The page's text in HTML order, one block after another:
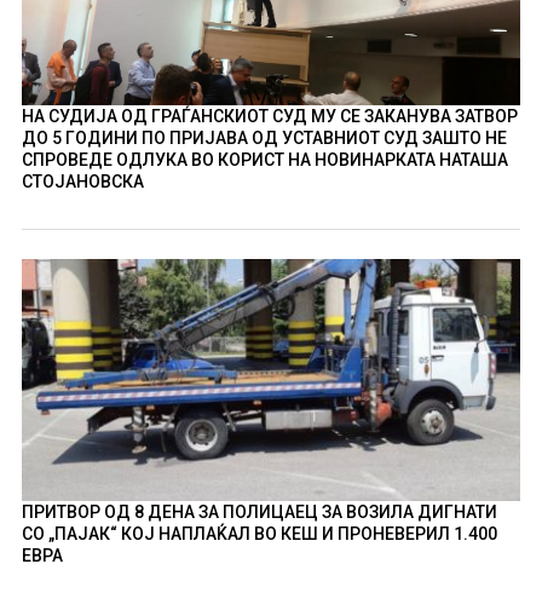
НА СУДИЈА ОД ГРАЃАНСКИОТ СУД МУ СЕ ЗАКАНУВА ЗАТВОР
ДО 5 ГОДИНИ ПО ПРИЈАВА ОД УСТАВНИОТ СУД ЗАШТО НЕ
СПРОВЕДЕ ОДЛУКА ВО КОРИСТ НА НОВИНАРКАТА НАТАША
СТОЈАНОВСКА
ПРИТВОР ОД 8 ДЕНА ЗА ПОЛИЦАЕЦ ЗА ВОЗИЛА ДИГНАТИ
СО „ПАЈАК“ КОЈ НАПЛАЌАЛ ВО КЕШ И ПРОНЕВЕРИЛ 1.400
ЕВРА